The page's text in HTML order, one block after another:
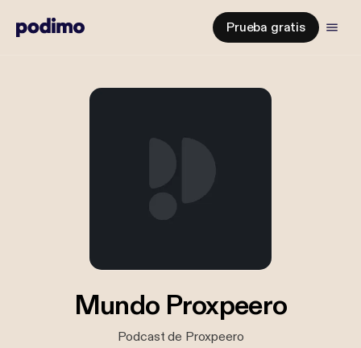
Prueba gratis
Mundo Proxpeero
Podcast de Proxpeero